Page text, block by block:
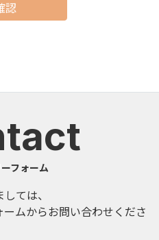
フォーム
ては、
ムからお問い合わせくださ